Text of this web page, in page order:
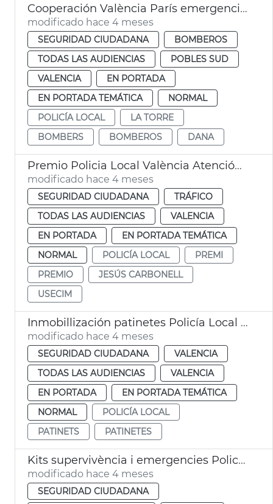
Cooperación València París emergencias dana
modificado hace 4 meses
SEGURIDAD CIUDADANA
BOMBEROS
TODAS LAS AUDIENCIAS
POBLES SUD
VALENCIA
EN PORTADA
EN PORTADA TEMÁTICA
NORMAL
POLICÍA LOCAL
LA TORRE
BOMBERS
BOMBEROS DANA
Premio Policia Local València Atención víctimas siniestros viales
modificado hace 4 meses
SEGURIDAD CIUDADANA
TRÁFICO
TODAS LAS AUDIENCIAS
VALENCIA
EN PORTADA
EN PORTADA TEMÁTICA
NORMAL
POLICÍA LOCAL
PREMI
PREMIO
JESÚS CARBONELL
USECIM
Inmobillización patinetes Policía Local València
modificado hace 4 meses
SEGURIDAD CIUDADANA
VALENCIA
TODAS LAS AUDIENCIAS
VALENCIA
EN PORTADA
EN PORTADA TEMÁTICA
NORMAL
POLICÍA LOCAL
PATINETS
PATINETES
Kits supervivència i emergencies Policia Local València
modificado hace 4 meses
SEGURIDAD CIUDADANA